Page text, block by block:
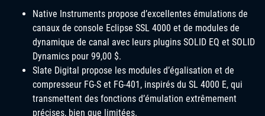
Native Instruments propose d’excellentes émulations de
canaux de console Eclipse SSL 4000 et de modules de
dynamique de canal avec leurs plugins SOLID EQ et SOLID
Dynamics pour 99,00 $.
Slate Digital propose les modules d’égalisation et de
compresseur FG-S et FG-401, inspirés du SL 4000 E, qui
transmettent des fonctions d’émulation extrêmement
précises, bien que limitées.